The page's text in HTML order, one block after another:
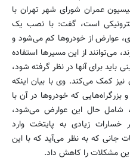
عمران شورای شهر تهران با
است، گفت: با نصب یک
عوارض از خودروها کم می‌شود و
می‌توانند از این مسیرها استفاده
باید برای آنها در نظر گرفته شود،
کمک می‌کند. وی با بیان اینکه
که خودروها در آن با
شامل حال این عوارض می‌شود،
زیادی به پایتخت وارد
جانی که به نظر می‌آید که با این
مشکلات را کاهش داد.